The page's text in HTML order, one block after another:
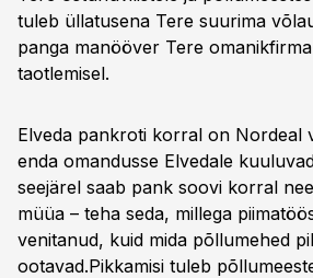
tuleb üllatusena Tere suurima
panga manööver Tere
taotlemisel.
Elveda pankroti korral on Nordeal
enda omandusse Elvedale
seejärel saab pank soovi korral
müüa – teha seda, millega
venitanud, kuid mida põllumehed
ootavad.Pikkamisi tuleb